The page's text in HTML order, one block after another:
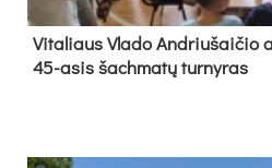
Vi­ta­liaus Vla­do And­riu­šai­čio
45-asis šach­ma­tų tur­ny­ras